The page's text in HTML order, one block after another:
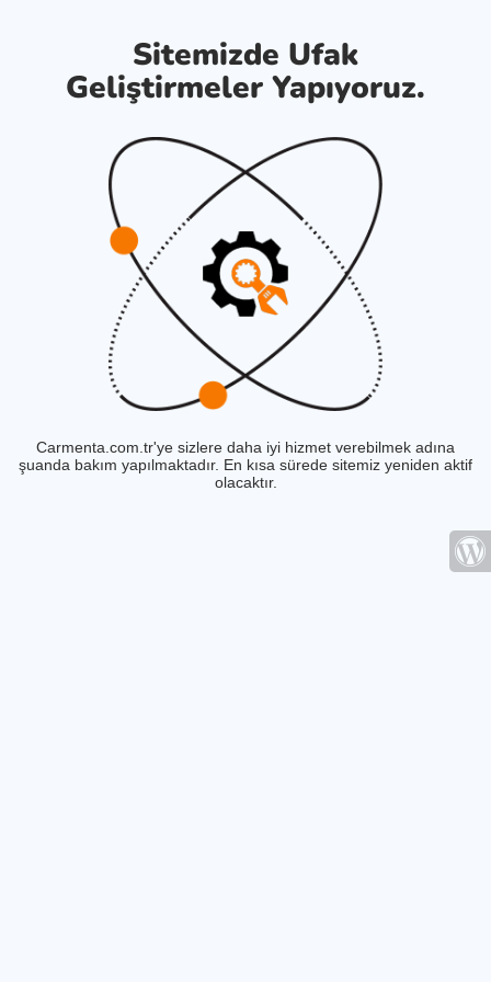
Sitemizde Ufak
Geliştirmeler Yapıyoruz.
Carmenta.com.tr'ye sizlere daha iyi hizmet verebilmek adına
şuanda bakım yapılmaktadır. En kısa sürede sitemiz yeniden aktif
olacaktır.